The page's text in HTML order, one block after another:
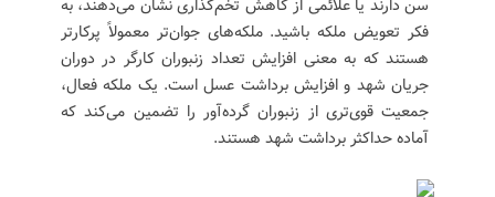
سن دارند یا علائمی از کاهش تخم‌گذاری نشان می‌دهند، به
فکر تعویض ملکه باشید. ملکه‌های جوان‌تر معمولاً پرکارتر
هستند که به معنی افزایش تعداد زنبوران کارگر در دوران
جریان شهد و افزایش برداشت عسل است. یک ملکه فعال،
جمعیت قوی‌تری از زنبوران گرده‌آور را تضمین می‌کند که
آماده حداکثر برداشت شهد هستند.